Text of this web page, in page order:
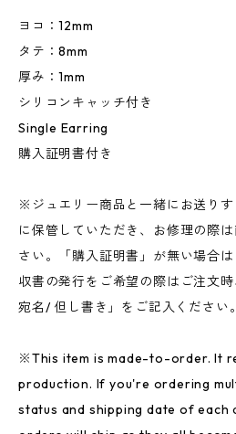
ヨコ：12mm
タテ：8mm
厚み：1mm
シリコンキャッチ付き
Single Earring
購入証明書付き
※ジュエリー商品と一緒にお送り
に保管していただき、お修理の際
さい。「購入証明書」が無い場合
収書の発行をご希望の際はご注文
宛名/ 但し書き」をご記入ください。
※This item is made-to-order. It
production. If you're ordering
status and shipping date of